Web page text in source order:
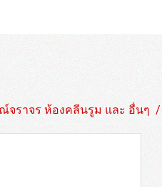
จราจร ห้องคลีนรูม และ อื่นๆ